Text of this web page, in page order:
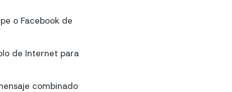
o Facebook de
de Internet para
combinado